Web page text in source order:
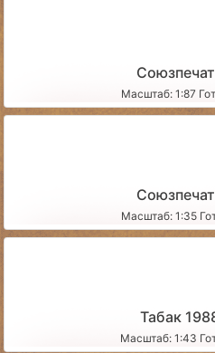
Масштаб: 1:87
Масштаб: 1:35
Табак
Масштаб: 1:43